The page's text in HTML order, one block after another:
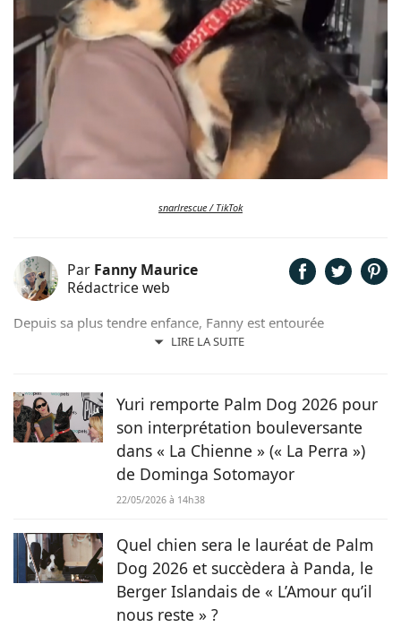
snarlrescue / TikTok
Par Fanny Maurice
Rédactrice web
LIRE LA SUITE
Depuis sa plus tendre enfance, Fanny est entourée
d'animaux. Elle partage son quotidien avec un chat nommé
magazine Chien.fr pour partager sa passion des animaux au
plus grand nombre.
Yuri remporte Palm Dog 2026 pour
son interprétation bouleversante
dans « La Chienne » (« La Perra »)
de Dominga Sotomayor
22/05/2026 à 14h38
Quel chien sera le lauréat de Palm
Dog 2026 et succèdera à Panda, le
Berger Islandais de « L’Amour qu’il
nous reste » ?